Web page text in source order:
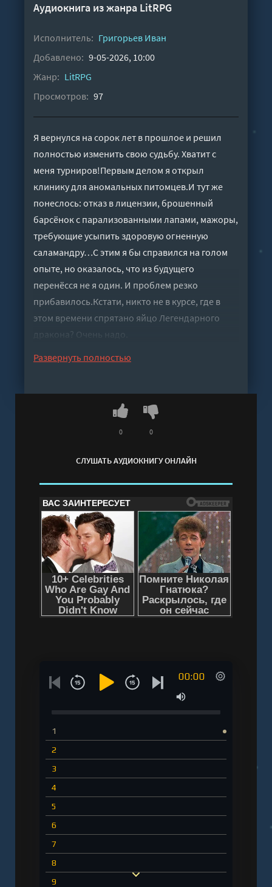
Аудиокнига из жанра LitRPG
Исполнитель: Григорьев Иван
Добавлено: 9-05-2026, 10:00
Жанр: LitRPG
Просмотров: 97
Я вернулся на сорок лет в прошлое и решил
полностью изменить свою судьбу. Хватит с
меня турниров!Первым делом я открыл
клинику для аномальных питомцев.И тут же
понеслось: отказ в лицензии, брошенный
барсёнок с парализованными лапами, мажоры,
требующие усыпить здоровую огненную
саламандру…С этим я бы справился на голом
опыте, но оказалось, что из будущего
перенёсся не я один. И проблем резко
прибавилось.Кстати, никто не в курсе, где в
этом времени спрятано яйцо Легендарного
дракона? Очень надо.
Развернуть полностью
СЛУШАТЬ АУДИОКНИГУ ОНЛАЙН
0 0
00:00
1
2
3
4
5
6
7
8
9